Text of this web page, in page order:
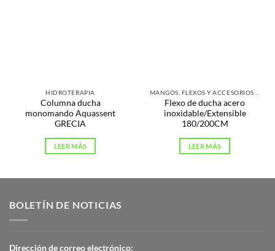
HIDROTERAPIA
Columna ducha
monomando Aquassent
GRECIA
LEER MÁS
Flexo de ducha acero
inoxidable/Extensible
180/200CM
LEER MÁS
BOLETÍN DE NOTICIAS
Dirección de correo electrónico: